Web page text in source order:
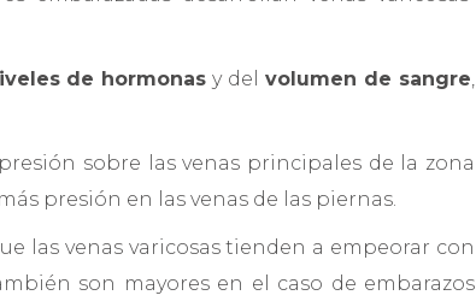
de hormonas y delvolumen de sangre,
sobre las venas principales de la zona
presión en las venas de las piernas.
las venas varicosas tienden a empeorar con
son mayores en el caso de embarazos